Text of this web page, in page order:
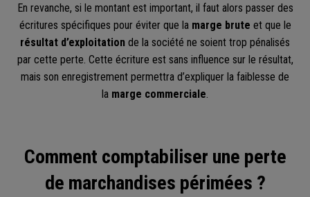
En revanche, si le montant est important, il faut alors passer des
écritures spécifiques pour éviter que la marge brute et que le
résultat d’exploitation de la société ne soient trop pénalisés
par cette perte. Cette écriture est sans influence sur le résultat,
mais son enregistrement permettra d’expliquer la faiblesse de
la marge commerciale.
Comment comptabiliser une perte
de marchandises périmées ?